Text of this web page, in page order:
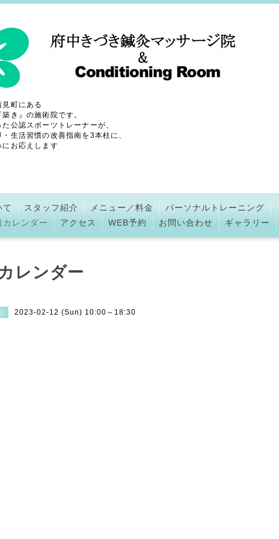
町にある
築き』の施術院です。
公認スポーツトレーナーが、
生活習慣の改善指南を3本柱に、
にお応えします
て スタッフ紹介 メニュー／料金 パーソナルトレーニング
カレンダー アクセス WEB予約 お問い合わせ ギャラリー
レンダー
2023-02-12 (Sun) 10:00～18:30